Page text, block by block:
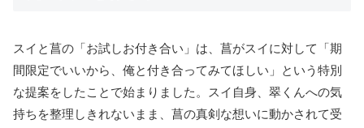
スイと菖の「お試しお付き合い」は、菖がスイに対して「期
間限定でいいから、俺と付き合ってみてほしい」という特別
な提案をしたことで始まりました。スイ自身、翠くんへの気
持ちを整理しきれないまま、菖の真剣な想いに動かされて受